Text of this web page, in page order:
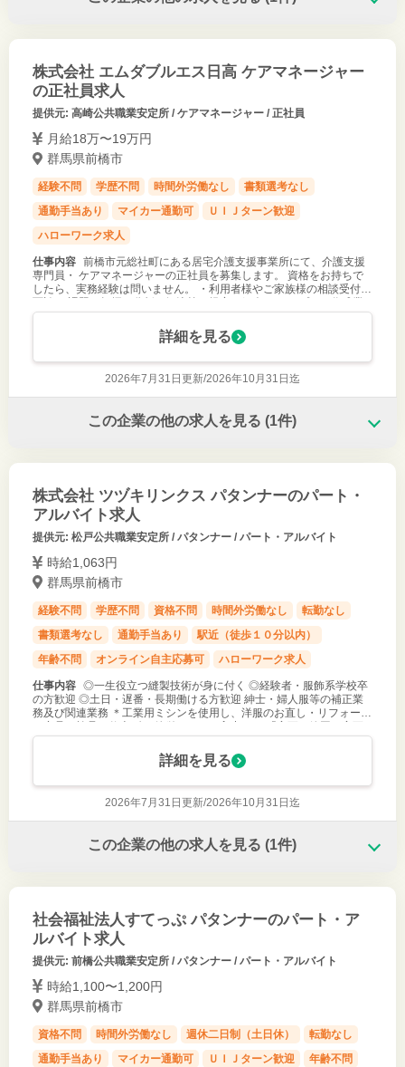
株式会社 エムダブルエス日高 ケアマネージャー
の正社員求人
提供元: 高崎公共職業安定所 / ケアマネージャー / 正社員
月給18万〜19万円
群馬県前橋市
経験不問 学歴不問 時間外労働なし
書類選考なし
通勤手当あり
マイカー通勤可
ＵＩＪターン歓迎
ハローワーク求人
仕事内容 前橋市元総社町にある居宅介護支援事業所にて、介護支援
専門員・ ケアマネージャーの正社員を募集します。 資格をお持ちで
したら、実務経験は問いません。 ・利用者様やご家族様の相談受付、
務 ・サービス提
詳細を見る
2026年7月31日更新/2026年10月31日迄
この企業の他の求人を見る (1件)
株式会社 ツヅキリンクス パタンナーのパート・
アルバイト求人
提供元: 松戸公共職業安定所 / パタンナー / パート・アルバイト
時給1,063円
群馬県前橋市
経験不問 学歴不問 資格不問 時間外労働なし
転勤なし
書類選考なし
通勤手当あり
駅近（徒歩１０分以内）
年齢不問
オンライン自主応募可 ハローワーク求人
仕事内容 ◎一生役立つ縫製技術が身に付く ◎経験者・服飾系学校卒
の方歓迎 ◎土日・遅番・長期働ける方歓迎 紳士・婦人服等の補正業
務及び関連業務 ＊工業用ミシンを使用し、洋服のお直し・リフォーム
＊商品の検品・仕上げ ＊簡単なデータ入力など 「変更の範囲：変更
なし」
詳細を見る
2026年7月31日更新/2026年10月31日迄
この企業の他の求人を見る (1件)
社会福祉法人すてっぷ パタンナーのパート・ア
ルバイト求人
提供元: 前橋公共職業安定所 / パタンナー / パート・アルバイト
時給1,100〜1,200円
群馬県前橋市
資格不問 時間外労働なし 週休二日制（土日休）
転勤なし
通勤手当あり
マイカー通勤可 ＵＩＪターン歓迎
年齢不問